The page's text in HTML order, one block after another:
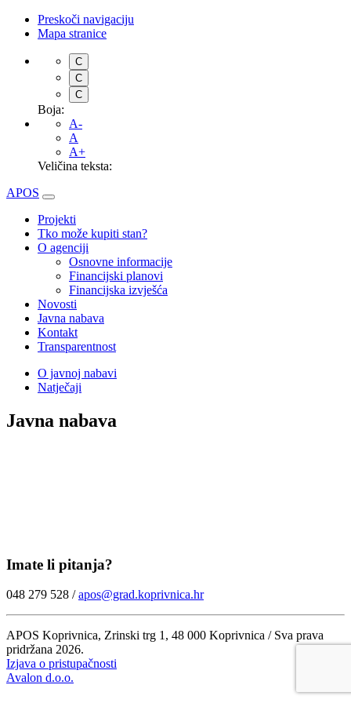
Preskoči navigaciju
Mapa stranice
C
C
C
Boja:
A-
A
A+
Veličina teksta:
APOS
Projekti
Tko može kupiti stan?
O agenciji
Osnovne informacije
Financijski planovi
Financijska izvješća
Novosti
Javna nabava
Kontakt
Transparentnost
O javnoj nabavi
Natječaji
Javna nabava
Imate li pitanja?
048 279 528 /apos@grad.koprivnica.hr
APOS Koprivnica, Zrinski trg 1, 48 000 Koprivnica / Sva prava
pridržana 2026.
Izjava o pristupačnosti
Avalon d.o.o.